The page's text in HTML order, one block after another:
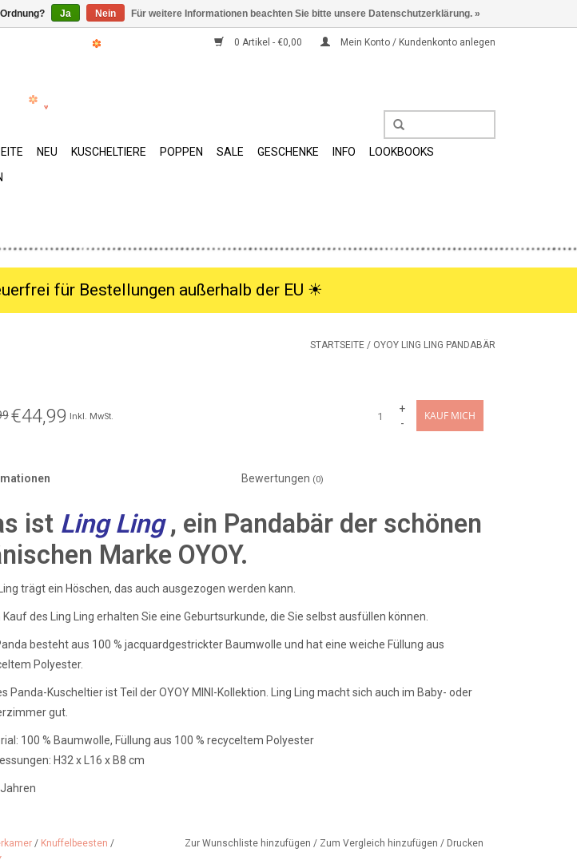
0 Artikel - €0,00 Mein Konto / Kundenkonto anlegen
NEU KUSCHELTIERE POPPEN SALE GESCHENKE INFO
LOOKBOOKS
für Bestellungen außerhalb der EU ☀︎
STARTSEITE / OYOY LING LING PANDABÄR
€44,99 Inkl. MwSt.
+
-
KAUF MICH
Bewertungen (0)
ist Ling Ling, ein Pandabär der schönen
Marke OYOY.
trägt ein Höschen, das auch ausgezogen werden kann.
Kauf des Ling Ling erhalten Sie eine Geburtsurkunde, die Sie selbst ausfüllen können.
besteht aus 100 % jacquardgestrickter Baumwolle und hat eine weiche Füllung aus
Polyester.
Panda-Kuscheltier ist Teil der OYOY MINI-Kollektion. Ling Ling macht sich auch im Baby- oder
gut.
100 % Baumwolle, Füllung aus 100 % recyceltem Polyester
H32 x L16 x B8 cm
/ Knuffelbeesten /
Zur Wunschliste hinzufügen / Zum Vergleich hinzufügen / Drucken
Ja Nein Für weitere Informationen beachten Sie bitte unsere Datenschutzerklärung. »